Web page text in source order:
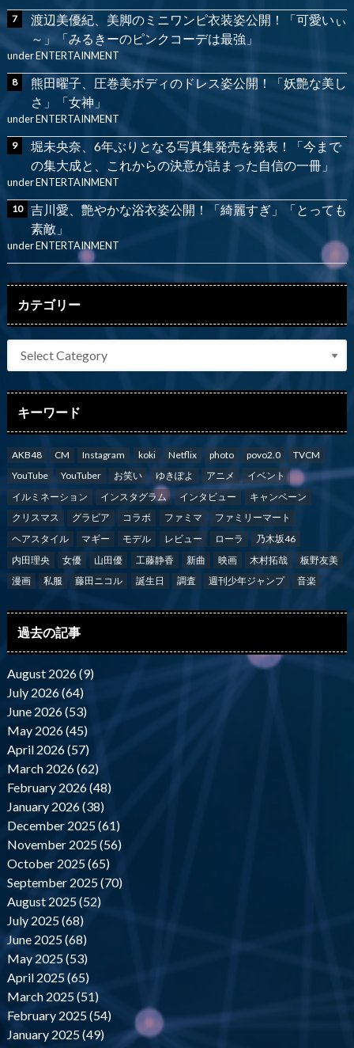
渡辺美優紀、美脚のミニワンピ衣装姿公開！「可愛いぃ
～」「みるきーのピンクコーデは最強」
underENTERTAINMENT
熊田曜子、圧巻美ボディのドレス姿公開！「妖艶な美し
さ」「女神」
underENTERTAINMENT
堀未央奈、6年ぶりとなる写真集発売を発表！「今まで
の集大成と、これからの決意が詰まった自信の一冊」
underENTERTAINMENT
吉川愛、艶やかな浴衣姿公開！「綺麗すぎ」「とっても
素敵」
underENTERTAINMENT
カテゴリー
キーワード
AKB48 CM Instagram koki Netflix photo povo2.0
TVCM
YouTube
YouTuber お笑い ゆきぽよ アニメ
イベント
イルミネーション
インスタグラム インタビュー
キャンペーン
クリスマス
グラビア コラボ ファミマ
ファミリーマート
ヘアスタイル
マギー モデル レビュー ローラ
乃木坂46
内田理央
女優 山田優 工藤静香 新曲 映画 木村拓哉
板野友美
漫画
私服 藤田ニコル 誕生日 調査 週刊少年ジャンプ 音楽
過去の記事
August 2026 (9)
July 2026 (64)
June 2026 (53)
May 2026 (45)
April 2026 (57)
March 2026 (62)
February 2026 (48)
January 2026 (38)
December 2025 (61)
November 2025 (56)
October 2025 (65)
September 2025 (70)
August 2025 (52)
July 2025 (68)
June 2025 (68)
May 2025 (53)
April 2025 (65)
March 2025 (51)
February 2025 (54)
January 2025 (49)